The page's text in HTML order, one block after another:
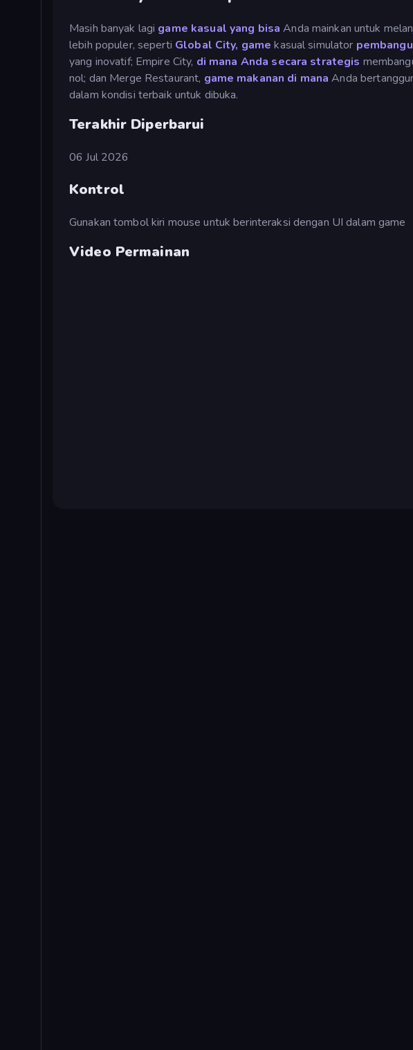
Masih banyak lagi game kasual yang bisa Anda mainkan untuk
lebih populer, seperti Global City, game kasual simulator
yang inovatif; Empire City, di mana Anda secara strategis
nol; dan Merge Restaurant, game makanan di mana Anda
dalam kondisi terbaik untuk dibuka.
Terakhir Diperbarui
06 Jul 2026
Kontrol
Gunakan tombol kiri mouse untuk berinteraksi dengan UI dalam game
Video Permainan